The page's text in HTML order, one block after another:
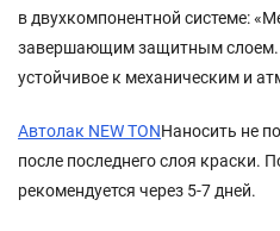
в двухкомпонентной системе:
завершающим защитным слоем.
устойчивое к механическим и
Автолак NEW TONНаносить не
после последнего слоя краски.
рекомендуется через 5-7 дней.